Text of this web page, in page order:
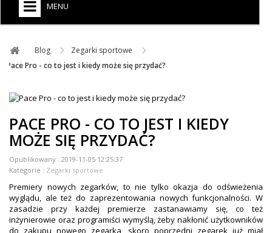
MENU
ZEGARKI DO BIEGANIA
ELITE
SUUNTO
+
+
RAM MOUNTS
+
COROS
Blog ​
Zegarki sportowe ​
Pace Pro - co to jest i kiedy może się przydać?
PACE PRO - CO TO JEST I KIEDY
MOŻE SIĘ PRZYDAĆ?
Opublikowany : 2019-11-05 12:25:37
Kategorie : Zegarki sportowe
Premiery nowych zegarków, to nie tylko okazja do odświeżenia
wyglądu, ale też do zaprezentowania nowych funkcjonalności. W
zasadzie przy każdej premierze zastanawiamy się, co też
inżynierowie oraz programiści wymyślą, żeby nakłonić użytkowników
do zakupu nowego zegarka, skoro poprzedni zegarek już miał